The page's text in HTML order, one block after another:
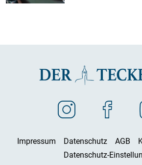
Impressum Datenschutz AGB
Datenschutz-